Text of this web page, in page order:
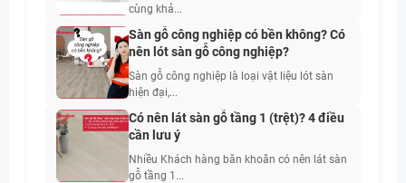
cùng khả...
Sàn gỗ công nghiệp có bền không? Có
nên lót sàn gỗ công nghiệp?
Sàn gỗ công nghiệp là loại vật liệu lót sàn
hiện đại,...
Có nên lát sàn gỗ tầng 1 (trệt)? 4 điều
cần lưu ý
Nhiều Khách hàng băn khoăn có nên lát sàn
gỗ tầng 1...